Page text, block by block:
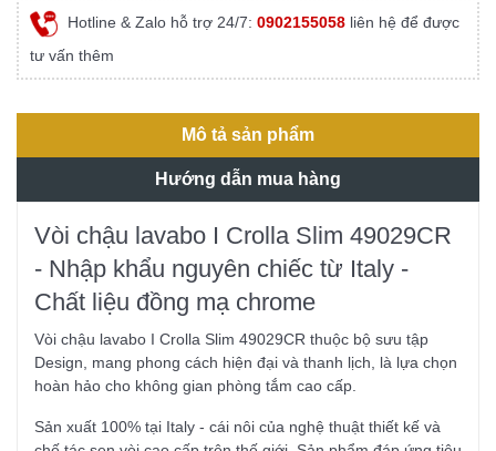
Hotline & Zalo hỗ trợ 24/7: 0902155058 liên hệ để được
tư vấn thêm
Mô tả sản phẩm
Hướng dẫn mua hàng
Vòi chậu lavabo I Crolla Slim 49029CR
- Nhập khẩu nguyên chiếc từ Italy -
Chất liệu đồng mạ chrome
Vòi chậu lavabo I Crolla Slim 49029CR thuộc bộ sưu tập
Design, mang phong cách hiện đại và thanh lịch, là lựa chọn
hoàn hảo cho không gian phòng tắm cao cấp.
Sản xuất 100% tại Italy - cái nôi của nghệ thuật thiết kế và